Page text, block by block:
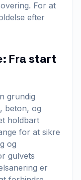
For at
efter
Fra start
grundig
beton, og
holdbart
for at sikre
og
gulvets
er